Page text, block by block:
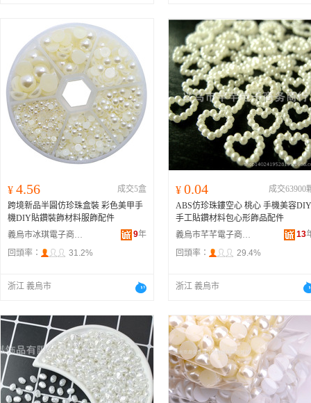
¥ 4.56
成交5盒
跨境新品半圓仿珍珠盒裝 彩色美甲手
機DIY貼鑽裝飾材料服飾配件
義烏市冰琪電子商務商行
9年
回頭率：
31.2%
浙江 義烏市
¥ 0.04
成交63900
ABS仿珍珠鏤空心 桃心 手機美容DIY
手工貼鑽材料包心形飾品配件
義烏市芊芊電子商務有限公司
13
回頭率：
29.4%
浙江 義烏市